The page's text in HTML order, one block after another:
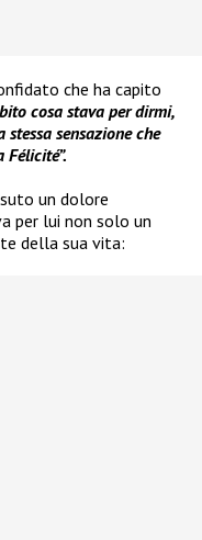
che ha capito
cosa stava per dirmi,
stessa sensazione che
un dolore
per lui non solo un
della sua vita: